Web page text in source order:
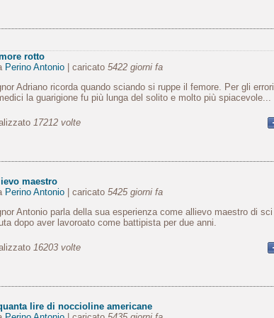
rotto
Perino Antonio| caricato 5422 giorni fa
Adriano ricorda quando sciando si ruppe il femore. Per gli errori
la guarigione fu più lunga del solito e molto più spiacevole...
17212 volte
maestro
Perino Antonio| caricato 5425 giorni fa
Antonio parla della sua esperienza come allievo maestro di sci
dopo aver lavoroato come battipista per due anni.
16203 volte
lire di noccioline americane